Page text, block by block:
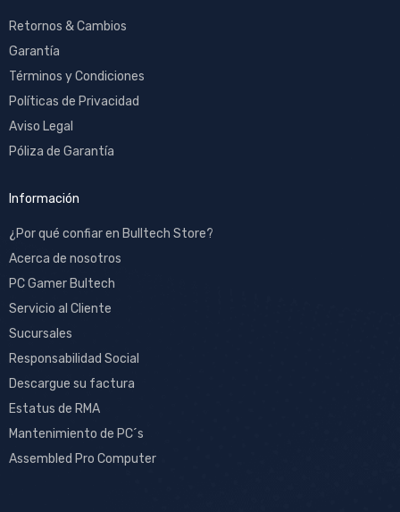
Retornos & Cambios
Garantía
Términos y Condiciones
Políticas de Privacidad
Aviso Legal
Póliza de Garantía
Información
¿Por qué confiar en Bulltech Store?
Acerca de nosotros
PC Gamer Bultech
Servicio al Cliente
Sucursales
Responsabilidad Social
Descargue su factura
Estatus de RMA
Mantenimiento de PC´s
Assembled Pro Computer